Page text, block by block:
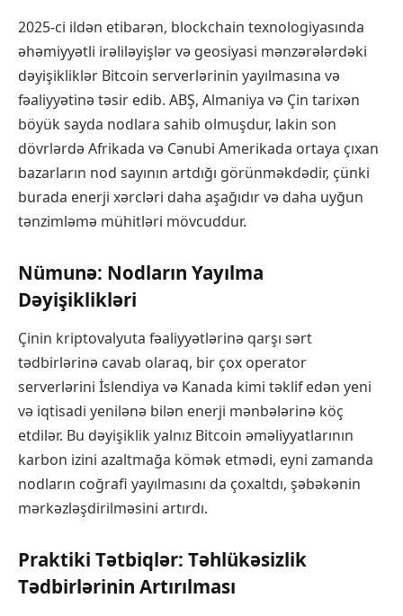
2025-ci ildən etibarən, blockchain texnologiyasında
əhəmiyyətli irəliləyişlər və geosiyasi mənzərələrdəki
dəyişikliklər Bitcoin serverlərinin yayılmasına və
fəaliyyətinə təsir edib. ABŞ, Almaniya və Çin tarixən
böyük sayda nodlara sahib olmuşdur, lakin son
dövrlərdə Afrikada və Cənubi Amerikada ortaya çıxan
bazarların nod sayının artdığı görünməkdədir, çünki
burada enerji xərcləri daha aşağıdır və daha uyğun
tənzimləmə mühitləri mövcuddur.
Nümunə: Nodların Yayılma
Dəyişiklikləri
Çinin kriptovalyuta fəaliyyətlərinə qarşı sərt
tədbirlərinə cavab olaraq, bir çox operator
serverlərini İslendiya və Kanada kimi təklif edən yeni
və iqtisadi yenilənə bilən enerji mənbələrinə köç
etdilər. Bu dəyişiklik yalnız Bitcoin əməliyyatlarının
karbon izini azaltmağa kömək etmədi, eyni zamanda
nodların coğrafi yayılmasını da çoxaltdı, şəbəkənin
mərkəzləşdirilməsini artırdı.
Praktiki Tətbiqlər: Təhlükəsizlik
Tədbirlərinin Artırılması